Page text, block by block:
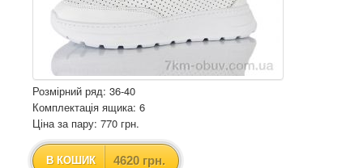
Розмірний ряд: 36-40
Комплектація ящика: 6
Ціна за пару: 770 грн.
В КОШИК 4620 грн.